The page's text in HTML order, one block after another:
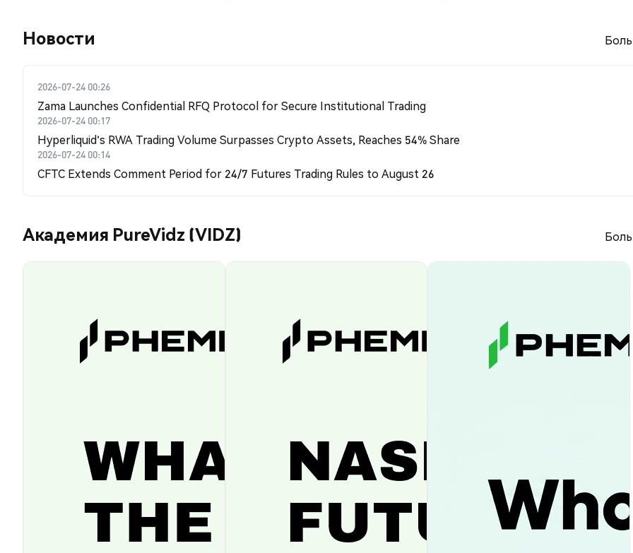
Новости
2026-07-24 00:26
Zama Launches Confidential RFQ Protocol for Secure Institutional Trading
2026-07-24 00:17
Hyperliquid's RWA Trading Volume Surpasses Crypto Assets, Reaches 54% Share
2026-07-24 00:14
CFTC Extends Comment Period for 24/7 Futures Trading Rules to August 26
Академия PureVidz (VIDZ)